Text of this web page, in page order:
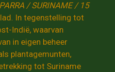
/ SURINAME / 15
In tegenstelling tot
Indië, waarvan
in eigen beheer
plantagemunten,
tot Suriname